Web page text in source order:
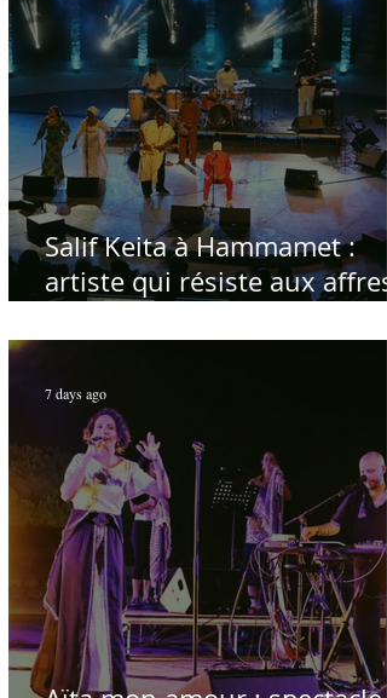
Salif Keita à Hammamet :
artiste qui résiste aux affres
7 days ago